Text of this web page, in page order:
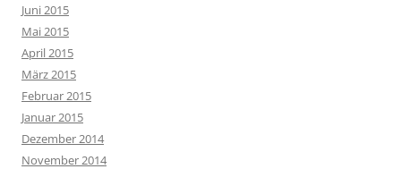
Juni 2015
Mai 2015
April 2015
März 2015
Februar 2015
Januar 2015
Dezember 2014
November 2014